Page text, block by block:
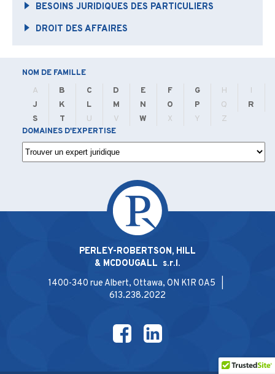
BESOINS JURIDIQUES DES PARTICULIERS
DROIT DES AFFAIRES
NOM DE FAMILLE
A B C D E F G H
I
J
K L M N O P Q
R
S
T U V W X Y Z
DOMAINES D'EXPERTISE
PERLEY-ROBERTSON, HILL
& MCDOUGALL s.r.l.
1400-340 rue Albert, Ottawa, ON K1R 0A5 |
613.238.2022